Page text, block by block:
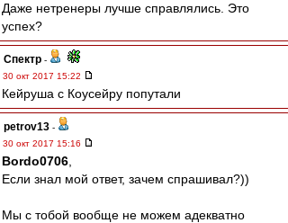
Даже нетренеры лучше справлялись. Это
успех?
Спектр -
30 окт 2017 15:22
Кейруша с Коусейру попутали
petrov13 -
30 окт 2017 15:16
Bordo0706
Если знал мой ответ, зачем спрашивал?))
Мы с тобой вообще не можем адекватно